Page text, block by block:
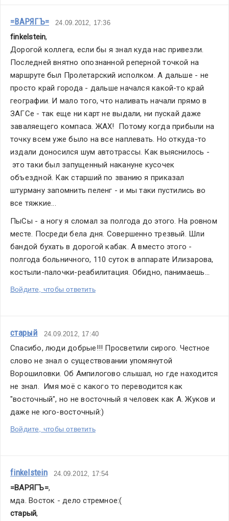
=ВАРЯГЪ= 24.09.2012, 17:36
finkelstein,
Дорогой коллега, если бы я знал куда нас привезли.
Последней внятно опознанной реперной точкой на
маршруте был Пролетарский исполком. А дальше - не
просто край города - дальше начался какой-то край
географии. И мало того, что наливать начали прямо в
ЗАГСе - так еще ни карт не выдали, ни пускай даже
заваляещего компаса. ЖАХ!  Потому когда прибыли на
точку всем уже было на все наплевать. Но откуда-то
издали доносился шум автотрассы. Как выяснилось -
это таки был запущенный накануне кусочек
объездной. Как старший по званию я приказал
штурману запомнить пеленг - и мы таки пустились во
все тяжкие...
ПыСы - а ногу я сломал за полгода до этого. На ровном
месте. Посреди бела дня. Совершенно трезвый. Шли
бандой бухать в дорогой кабак. А вместо этого -
полгода больничного, 110 суток в аппарате Илизарова,
костыли-палочки-реабилитация. Обидно, панимаешь...
Войдите, чтобы ответить
старый 24.09.2012, 17:40
Спасибо, люди добрые!!! Просветили сирого. Честное
слово не знал о существовании упомянутой
Ворошиловки. Об Ампилогово слышал, но где находится
не знал.  Имя моё с какого то переводится как
"восточный", но не восточный я человек как А. Жуков и
даже не юго-восточный:)
Войдите, чтобы ответить
finkelstein 24.09.2012, 17:54
=ВАРЯГЪ=,
мда. Восток - дело стремное:(
старый,